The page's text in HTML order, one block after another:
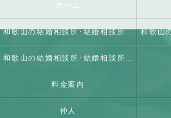
ホーム
和歌山の結婚相談所･結婚相談所 結の会の口コミ情報
和歌山の結婚相談所･結婚相談所 結の会のお客様の声
料金案内
仲人